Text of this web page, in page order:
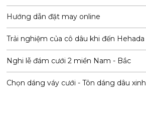
Hướng dẫn đặt may online
Trải nghiệm của cô dâu khi đến Hehada
Nghi lễ đám cưới 2 miền Nam - Bắc
Chọn dáng váy cưới - Tôn dáng dâu xinh